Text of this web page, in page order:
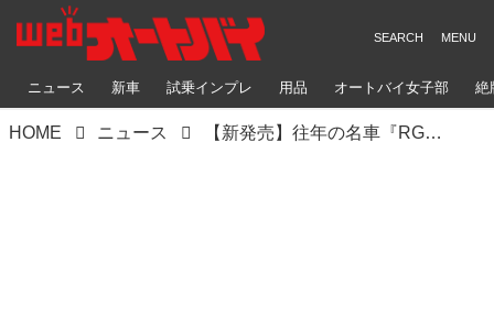
ニュース 新車 試乗インプレ 用品 オートバイ女子部 絶
HOME ニュース 【新発売】往年の名車『RG250Γ』がプラモデルで復活！エンジニアになった気分でおうち時間を楽しもう！【寝ても覚めてもスズキのバイク！／RG250Γ プラモデル 編】